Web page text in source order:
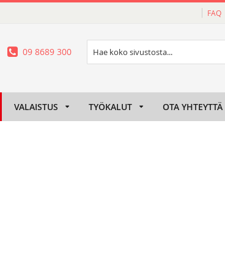
FAQ
Haku
09 8689 300
VALAISTUS TYÖKALUT OTA YHTEYTTÄ